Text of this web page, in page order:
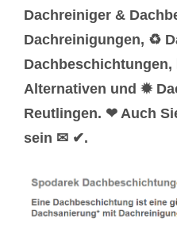
Dachreiniger &
Dachreinigungen, ♻
Alternativen und ✹
Reutlingen. ❤ Auch
sein ✉ ✔.